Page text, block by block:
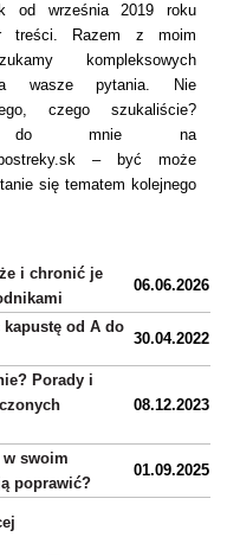
od września 2019 roku
treści. Razem z moim
kompleksowych
wasze pytania. Nie
czego szukaliście?
do mnie na
– być może
się tematem kolejnego
i chronić je
06.06.2026
od A do
30.04.2022
Porady i
08.12.2023
swoim
poprawić?
01.09.2025